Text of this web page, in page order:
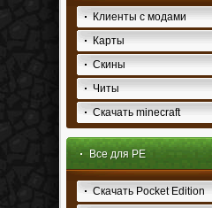
Клиенты с модами
Карты
Скины
Читы
Скачать minecraft
Все для PE
Скачать Pocket Edition